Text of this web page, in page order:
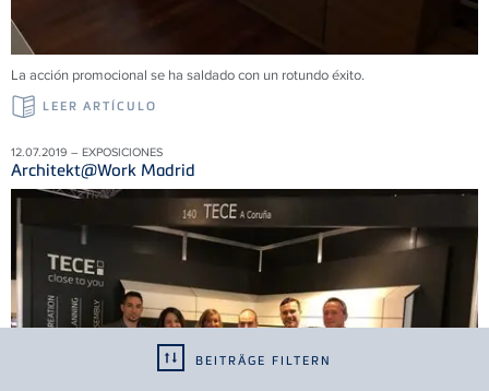
BEITRÄGE FILTERN
La acción promocional se ha saldado con un rotundo éxito.
LEER ARTÍCULO
12.07.2019 – EXPOSICIONES
Architekt@Work Madrid